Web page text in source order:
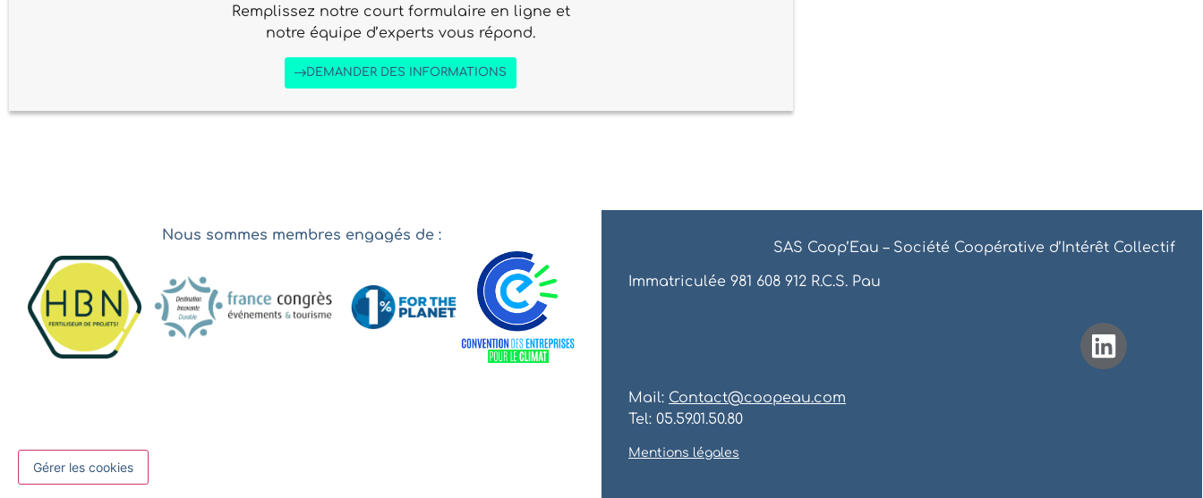
Gérer les cookies
Remplissez notre court formulaire en ligne et
notre équipe d’experts vous répond.
DEMANDER DES INFORMATIONS
Nous sommes membres engagés de :
SAS Coop’Eau – Société Coopérative d’Intérêt Collectif
Immatriculée 981 608 912 R.C.S. Pau
Mail: Contact@coopeau.com
Tel: 05.59.01.50.80
Mentions légales